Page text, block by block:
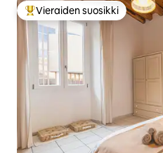
Vieraiden suosikkien
Vieraiden suosikki